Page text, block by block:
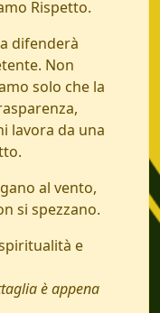
Rispetto.
difenderà
Non
solo che la
lavora da una
al vento,
si spezzano.
e
è appena